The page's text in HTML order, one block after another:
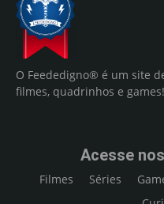
O Feededigno® é um site
filmes, quadrinhos e games!
Acesse
Filmes Séries